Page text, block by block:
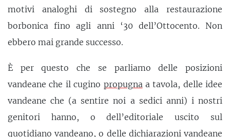
motivi analoghi di sostegno alla restaurazione
borbonica fino agli anni ‘30 dell’Ottocento. Non
ebbero mai grande successo.
È per questo che se parliamo delle posizioni
vandeane che il cugino propugna a tavola, delle idee
vandeane che (a sentire noi a sedici anni) i nostri
genitori hanno, o dell’editoriale uscito sul
quotidiano vandeano, o delle dichiarazioni vandeane